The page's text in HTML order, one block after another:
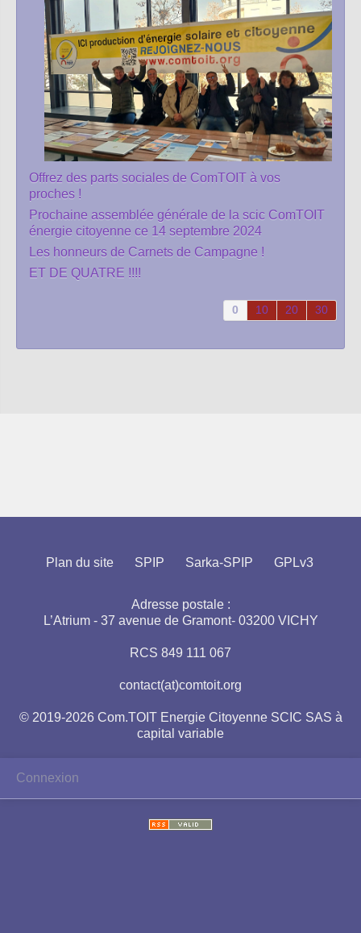
Offrez des parts sociales de ComTOIT à vos
proches !
Prochaine assemblée générale de la scic ComTOIT
énergie citoyenne ce 14 septembre 2024
Les honneurs de Carnets de Campagne !
ET DE QUATRE !!!!
0 10 20 30
Plan du site SPIP Sarka-SPIP GPLv3
Adresse postale :
L’Atrium - 37 avenue de Gramont- 03200 VICHY
RCS 849 111 067
contact(at)comtoit.org
© 2019-2026 Com.TOIT Energie Citoyenne SCIC SAS à
capital variable
Connexion